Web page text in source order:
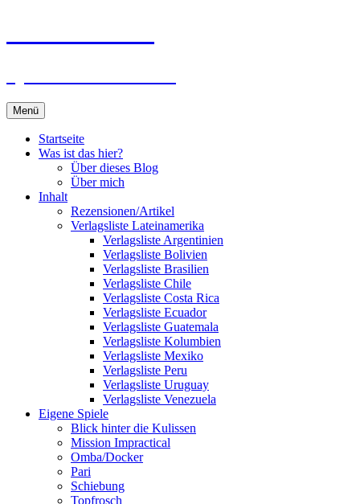
Menü
Startseite
Was ist das hier?
Über dieses Blog
Über mich
Inhalt
Rezensionen/Artikel
Verlagsliste Lateinamerika
Verlagsliste Argentinien
Verlagsliste Bolivien
Verlagsliste Brasilien
Verlagsliste Chile
Verlagsliste Costa Rica
Verlagsliste Ecuador
Verlagsliste Guatemala
Verlagsliste Kolumbien
Verlagsliste Mexiko
Verlagsliste Peru
Verlagsliste Uruguay
Verlagsliste Venezuela
Eigene Spiele
Blick hinter die Kulissen
Mission Impractical
Omba/Docker
Pari
Schiebung
Topfrosch